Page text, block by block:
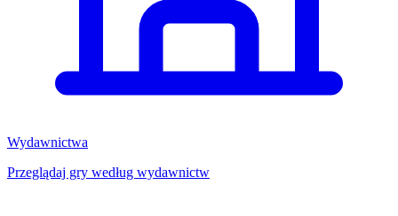
Wydawnictwa
Przeglądaj gry według wydawnictw